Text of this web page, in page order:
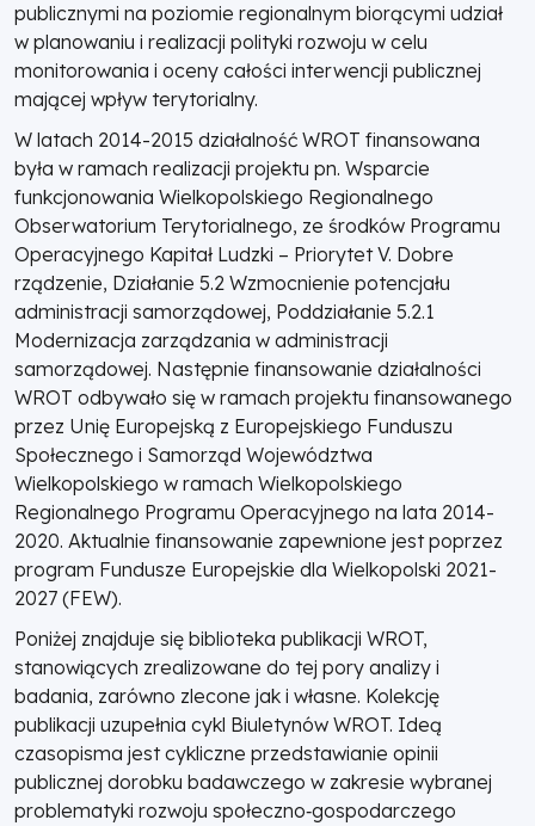
publicznymi na poziomie regionalnym biorącymi udział
w planowaniu i realizacji polityki rozwoju w celu
monitorowania i oceny całości interwencji publicznej
mającej wpływ terytorialny.
W latach 2014-2015 działalność WROT finansowana
była w ramach realizacji projektu pn. Wsparcie
funkcjonowania Wielkopolskiego Regionalnego
Obserwatorium Terytorialnego, ze środków Programu
Operacyjnego Kapitał Ludzki – Priorytet V. Dobre
rządzenie, Działanie 5.2 Wzmocnienie potencjału
administracji samorządowej, Poddziałanie 5.2.1
Modernizacja zarządzania w administracji
samorządowej. Następnie finansowanie działalności
WROT odbywało się w ramach projektu finansowanego
przez Unię Europejską z Europejskiego Funduszu
Społecznego i Samorząd Województwa
Wielkopolskiego w ramach Wielkopolskiego
Regionalnego Programu Operacyjnego na lata 2014-
2020. Aktualnie finansowanie zapewnione jest poprzez
program Fundusze Europejskie dla Wielkopolski 2021-
2027 (FEW).
Poniżej znajduje się biblioteka publikacji WROT,
stanowiących zrealizowane do tej pory analizy i
badania, zarówno zlecone jak i własne. Kolekcję
publikacji uzupełnia cykl Biuletynów WROT. Ideą
czasopisma jest cykliczne przedstawianie opinii
publicznej dorobku badawczego w zakresie wybranej
problematyki rozwoju społeczno‑gospodarczego